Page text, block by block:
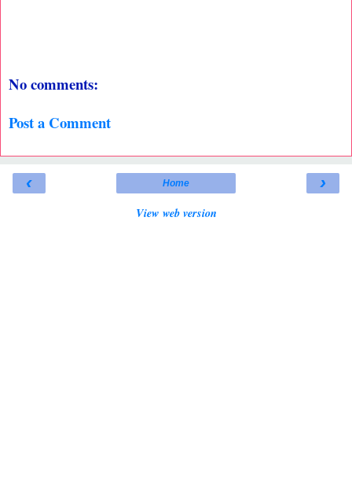
No comments:
Post a Comment
‹ ›
Home
View web version